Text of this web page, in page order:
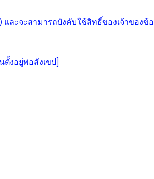
ะจะสามารถบังคับใช้สิทธิ์ของเจ้าของข้
งอยู่พอสังเขป]